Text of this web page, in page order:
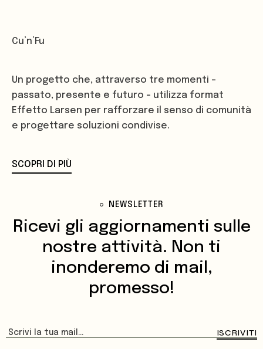
Cu’n’Fu
Un progetto che, attraverso tre momenti –
passato, presente e futuro – utilizza format
Effetto Larsen per rafforzare il senso di comunità
e progettare soluzioni condivise.
SCOPRI DI PIÙ
NEWSLETTER
Ricevi gli aggiornamenti sulle
nostre attività. Non ti
inonderemo di mail,
promesso!
ISCRIVITI